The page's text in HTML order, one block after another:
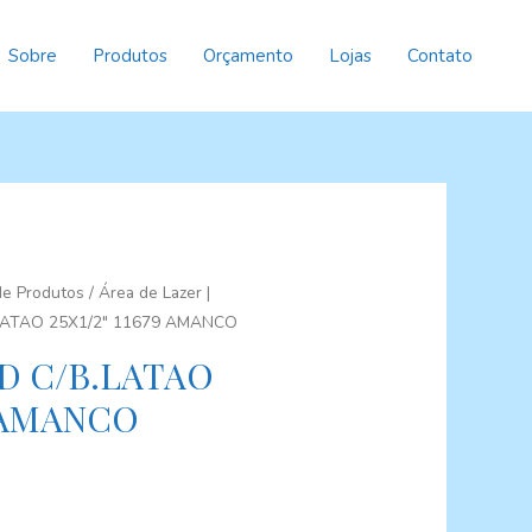
Sobre Produtos Orçamento Lojas Contato
Produtos / Área de Lazer |
25X1/2″ 11679 AMANCO
C/B.LATAO